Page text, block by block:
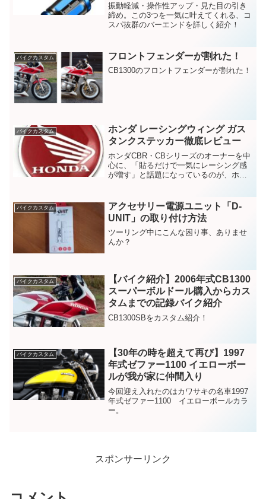
振動軽減・操作性アップ・見た目の引き
締め。この3つを一気に叶えてくれる、コ
スパ抜群のバーエンドを詳しく紹介！
バイクカスタム フロントフェンダーが割れた！
CB1300のフロントフェンダーが割れた！
バイクカスタム
ホンダ レーシングウィング ガス
タンクステッカー徹底レビュー
ホンダCBR・CBシリーズのオーナーを中
心に、「貼るだけで一気にレーシング感
が増す」と話題になっているのが、ホン
ぜ選ばれているのかを詳しく解説しま
す。
バイクカスタム
アクセサリー電源ユニット「D-
UNIT」の取り付け方法
ツーリング中にこんな困り事、ありませ
んか？
バイクカスタム
【バイク紹介】2006年式CB1300
スーパーボルドール購入からカス
タムまでの記録バイク紹介
CB1300SBをカスタム紹介！
バイクカスタム
【30年の時を超えて再び】1997
年式ゼファー1100 イエローボー
ルが我が家に仲間入り
今回迎え入れたのはカワサキの名車1997
年式ゼファー1100 イエローボールカラ
ー。
スポンサーリンク